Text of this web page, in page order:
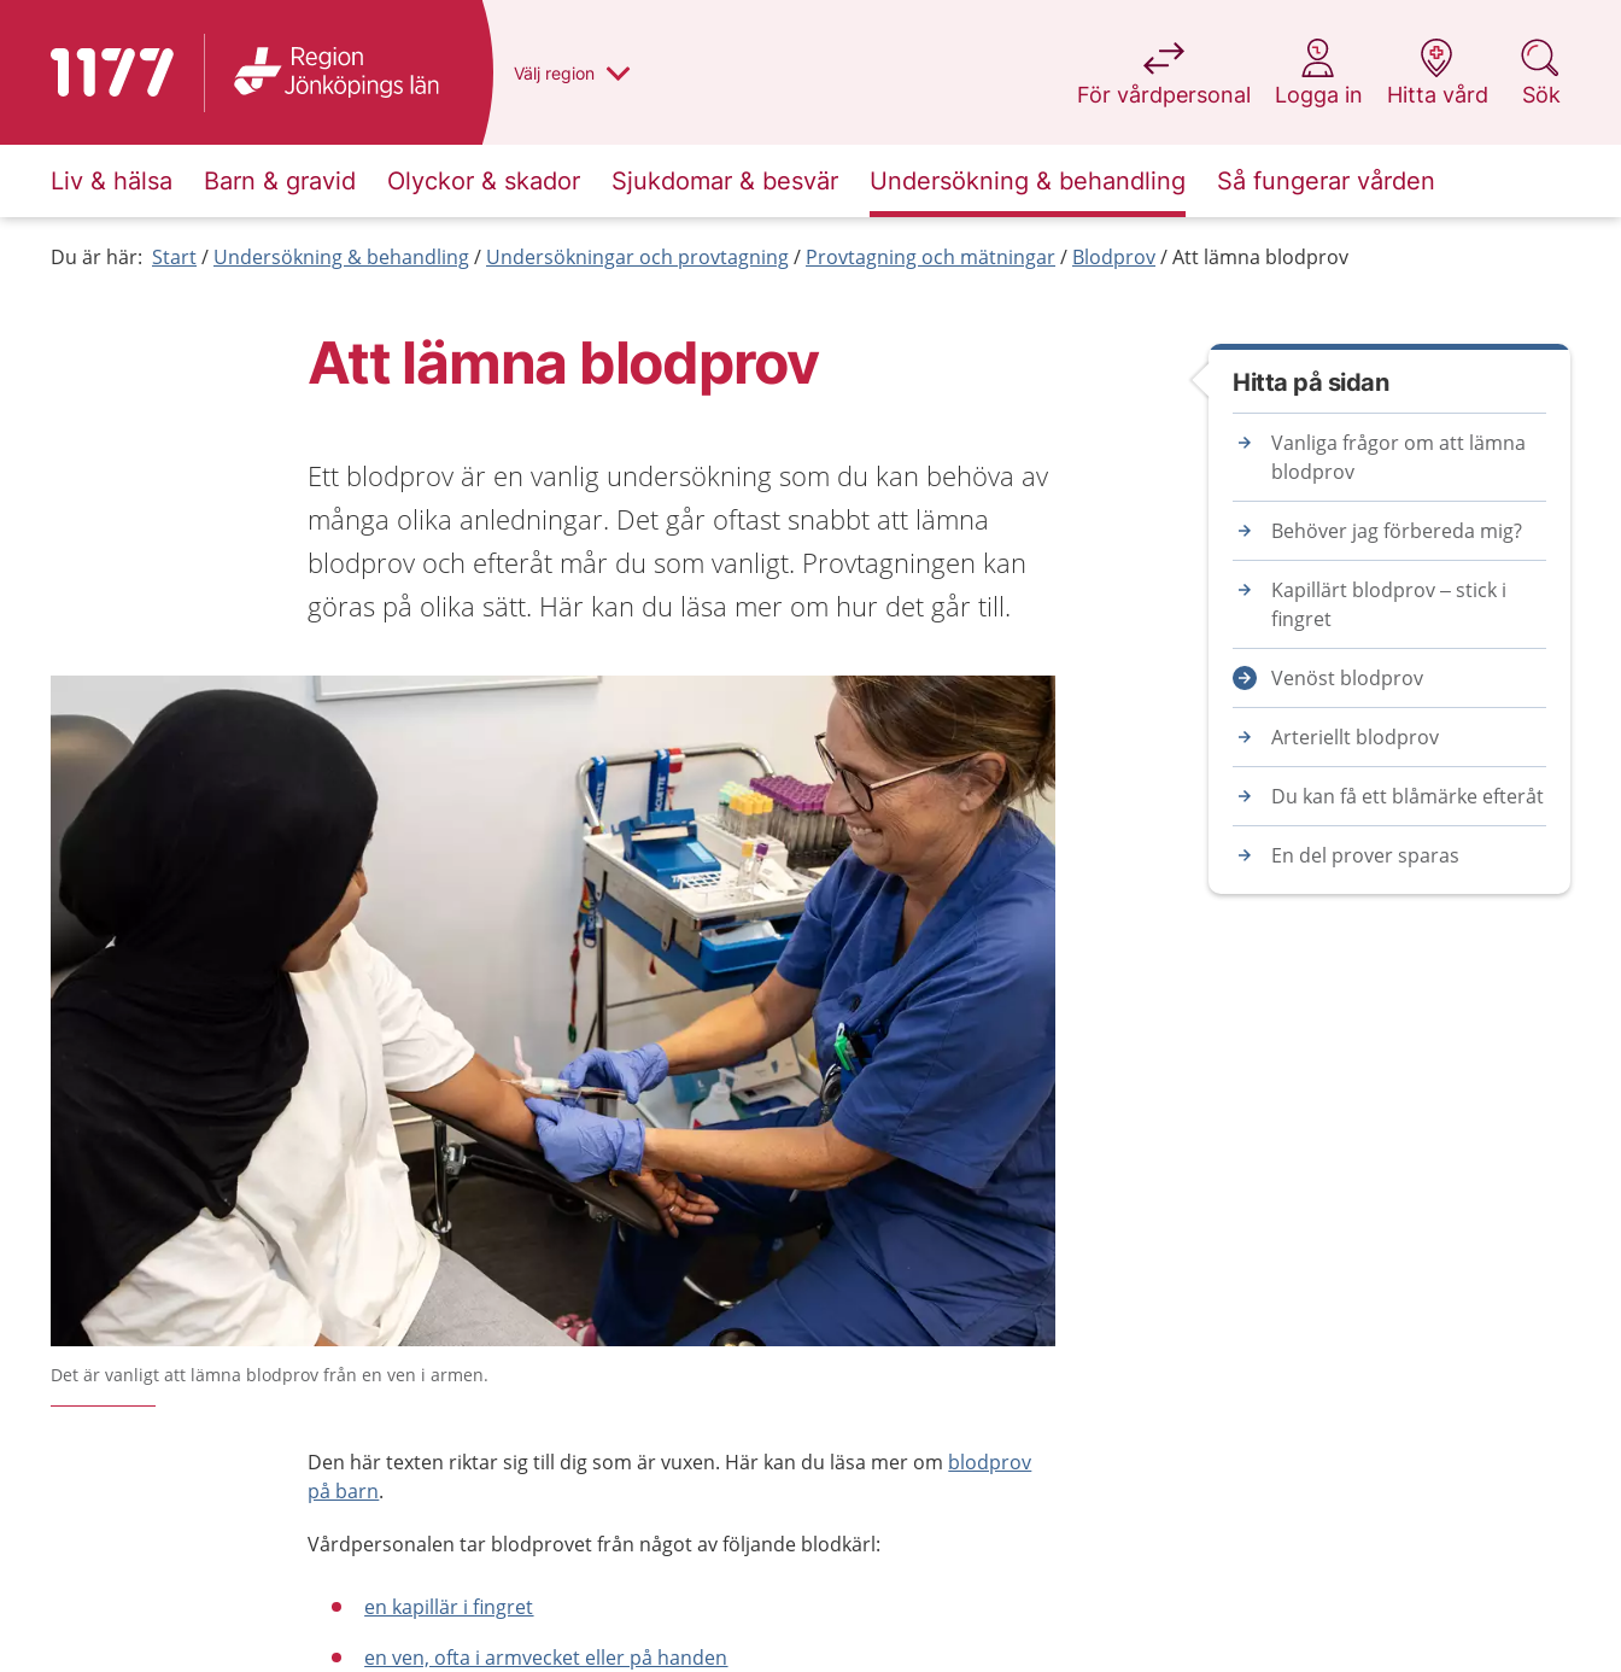
Till startsidan för 1177 Du har valt region
Välj en annan
region
För vårdpersonal
på 1177.se
Logga in
på 1177.se
Hitta vård
på 1177.se
Sök
på 1177.se
Liv & hälsa Barn & gravid Olyckor & skador Sjukdomar & besvär Undersökning & behandling Så fungerar vården
Du är här: Start Undersökning & behandling Undersökningar och provtagning Provtagning och mätningar Blodprov Att lämna blodprov
Att lämna blodprov
Ett blodprov är en vanlig undersökning som du kan behöva av
många olika anledningar. Det går oftast snabbt att lämna
blodprov och efteråt mår du som vanligt. Provtagningen kan
göras på olika sätt. Här kan du läsa mer om hur det går till.
Det är vanligt att lämna blodprov från en ven i armen.
Den här texten riktar sig till dig som är vuxen. Här kan du läsa mer om blodprov
på barn.
Vårdpersonalen tar blodprovet från något av följande blodkärl:
en kapillär ­i fingret
en ven, ofta i armvecket eller på handen
Hitta på sidan
Vanliga frågor om att lämna
blodprov
Behöver jag förbereda mig?
Kapillärt blodprov – stick i
fingret
Venöst blodprov
Arteriellt blodprov
Du kan få ett blåmärke efteråt
En del prover sparas